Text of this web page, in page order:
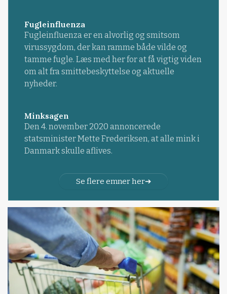
Fugleinfluenza
Fugleinfluenza er en alvorlig og smitsom
virussygdom, der kan ramme både vilde og
tamme fugle. Læs med her for at få vigtig viden
om alt fra smittebeskyttelse og aktuelle
nyheder.
Minksagen
Den 4. november 2020 annoncerede
statsminister Mette Frederiksen, at alle mink i
Danmark skulle aflives.
Se flere emner her